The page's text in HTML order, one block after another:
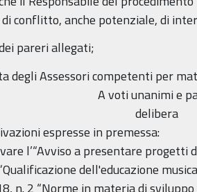
conflitto, anche potenziale, di
pareri allegati;
degli Assessori competenti per
A voti unanimi e
delibera
espresse in premessa:
l’“Avviso a presentare progetti
dell'educazione
n. 2 “Norme in materia di